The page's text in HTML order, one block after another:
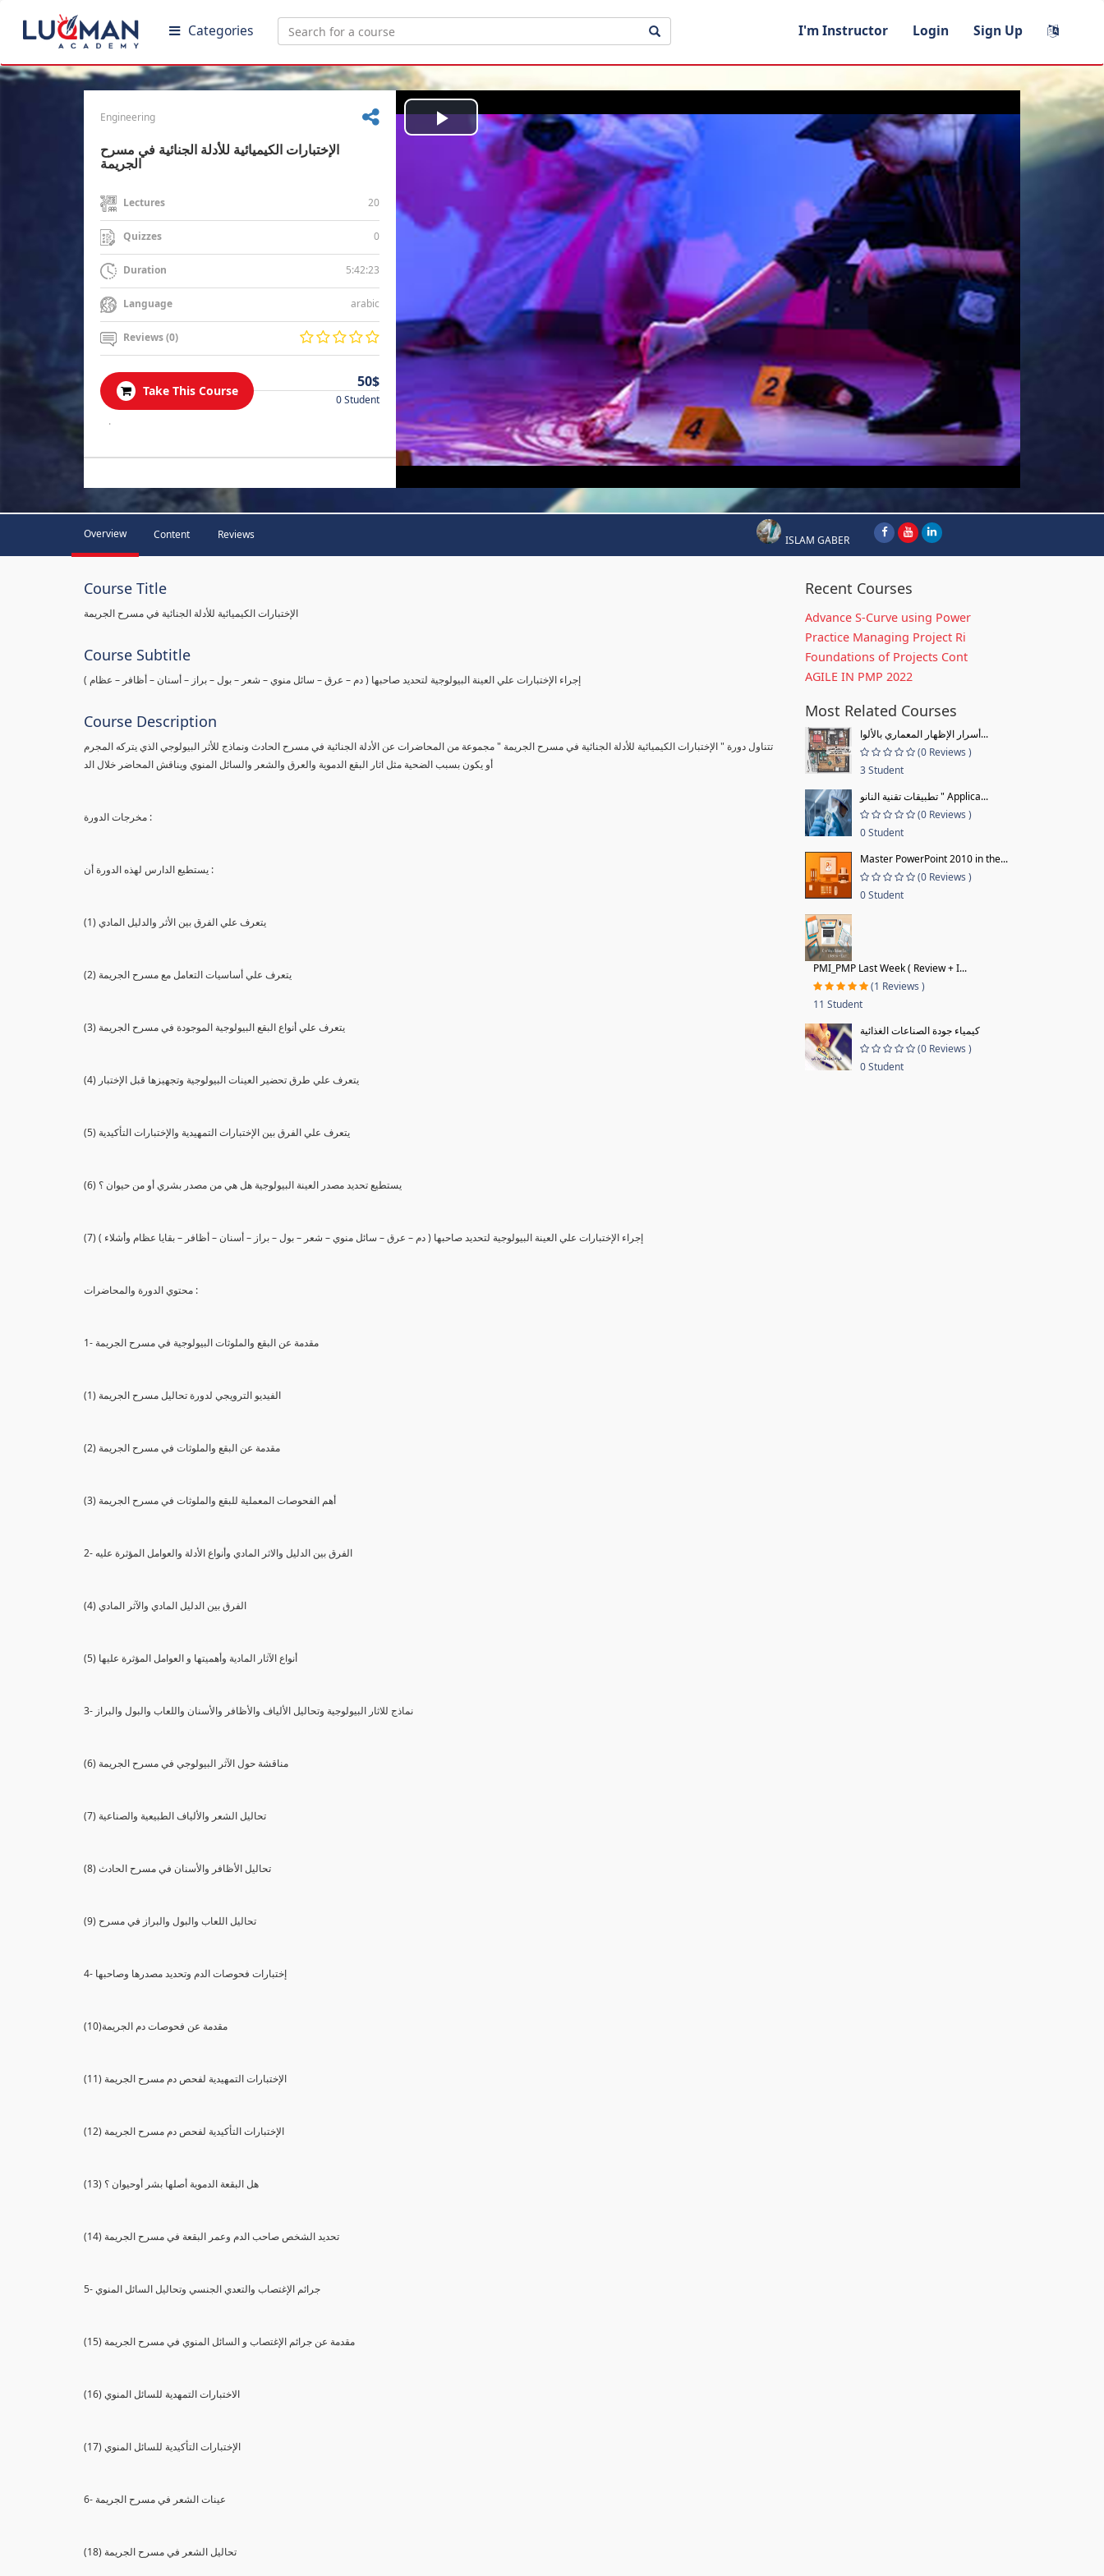
Categories I'm Instructor Login Sign Up
Engineering
الإختبارات الكيميائية للأدلة الجنائية في مسرح
الجريمة
Lectures 20
Quizzes 0
Duration 5:42:23
Language arabic
Reviews (0)
Take This Course
50$
0 Student
.
Play
Video
Overview Content Reviews ISLAM GABER
Course Title
الإختبارات الكيميائية للأدلة الجنائية في مسرح الجريمة
Course Subtitle
( إجراء الإختبارات علي العينة البيولوجية لتحديد صاحبها ( دم – عرق – سائل منوي – شعر – بول – براز – أسنان – أظافر – عظام
Course Description
تتناول دورة " الإختبارات الكيميائية للأدلة الجنائية في مسرح الجريمة " مجموعة من المحاضرات عن الأدلة الجنائية في مسرح الحادث ونماذج للأثر البيولوجي الذي يتركه المجرم
أو يكون بسبب الضحية مثل اثار البقع الدموية والعرق والشعر والسائل المنوي ويناقش المحاضر خلال الد
مخرجات الدورة :
يستطيع الدارس لهذه الدورة أن :
(1) يتعرف علي الفرق بين الأثر والدليل المادي
(2) يتعرف علي أساسيات التعامل مع مسرح الجريمة
(3) يتعرف علي أنواع البقع البيولوجية الموجودة في مسرح الجريمة
(4) يتعرف علي طرق تحضير العينات البيولوجية وتجهيزها قبل الإختبار
(5) يتعرف علي الفرق بين الإختبارات التمهيدية والإختبارات التأكيدية
(6) يستطيع تحديد مصدر العينة البيولوجية هل هي من مصدر بشري أو من حيوان ؟
(7) إجراء الإختبارات علي العينة البيولوجية لتحديد صاحبها ( دم – عرق – سائل منوي – شعر – بول – براز – أسنان – أظافر – بقايا عظام وأشلاء )
محتوي الدورة والمحاضرات :
1- مقدمة عن البقع والملوثات البيولوجية في مسرح الجريمة
(1) الفيديو الترويجي لدورة تحاليل مسرح الجريمة
(2) مقدمة عن البقع والملوثات في مسرح الجريمة
(3) أهم الفحوصات المعملية للبقع والملوثات في مسرح الجريمة
2- الفرق بين الدليل والاثر المادي وأنواع الأدلة والعوامل المؤثرة عليه
(4) الفرق بين الدليل المادي والآثر المادي
(5) أنواع الآثار المادية وأهميتها و العوامل المؤثرة عليها
3- نماذج للاثار البيولوجية وتحاليل الألياف والأظافر والأسنان واللعاب والبول والبراز
(6) مناقشة حول الآثر البيولوجي في مسرح الجريمة
(7) تحاليل الشعر والألياف الطبيعية والصناعية
(8) تحاليل الأظافر والأسنان في مسرح الحادث
(9) تحاليل اللعاب والبول والبراز في مسرح
4- إختبارات فحوصات الدم وتحديد مصدرها وصاحبها
(10)مقدمة عن فحوصات دم الجريمة
(11) الإختبارات التمهيدية لفحص دم مسرح الجريمة
(12) الإختبارات التأكيدية لفحص دم مسرح الجريمة
(13) هل البقعة الدموية أصلها بشر أوحيوان ؟
(14) تحديد الشخص صاحب الدم وعمر البقعة في مسرح الجريمة
5- جرائم الإغتصاب والتعدي الجنسي وتحاليل السائل المنوي
(15) مقدمة عن جرائم الإغتصاب و السائل المنوي في مسرح الجريمة
(16) الاختبارات التمهدية للسائل المنوي
(17) الإختبارات التأكيدية للسائل المنوي
6- عينات الشعر في مسرح الجريمة
(18) تحاليل الشعر في مسرح الجريمة
Recent Courses
Advance S-Curve using Power
Practice Managing Project Ri
Foundations of Projects Cont
AGILE IN PMP 2022
Most Related Courses
أسرار الإظهار المعماري بالألوا...
(0 Reviews )
3 Student
تطبيقات تقنية النانو " Applica...
(0 Reviews )
0 Student
Master PowerPoint 2010 in the...
(0 Reviews )
0 Student
PMI_PMP Last Week ( Review + I...
(1 Reviews )
11 Student
كيمياء جودة الصناعات الغذائية
(0 Reviews )
0 Student